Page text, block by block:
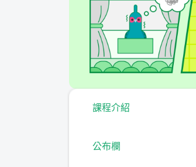
課程介紹
公布欄